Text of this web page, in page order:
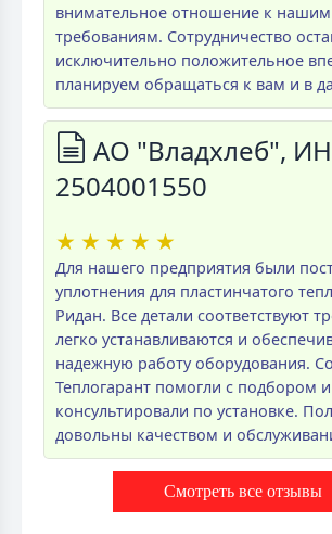
внимательное отношение к нашим
требованиям. Сотрудничество
исключительно положительное
планируем обращаться к вам и в
АО "Владхлеб",
2504001550
★ ★ ★ ★ ★
Для нашего предприятия были
уплотнения для пластинчатого
Ридан. Все детали соответствуют
легко устанавливаются и
надежную работу оборудования.
Теплогарант помогли с подбором и
консультировали по установке.
довольны качеством и
Смотреть все отзывы